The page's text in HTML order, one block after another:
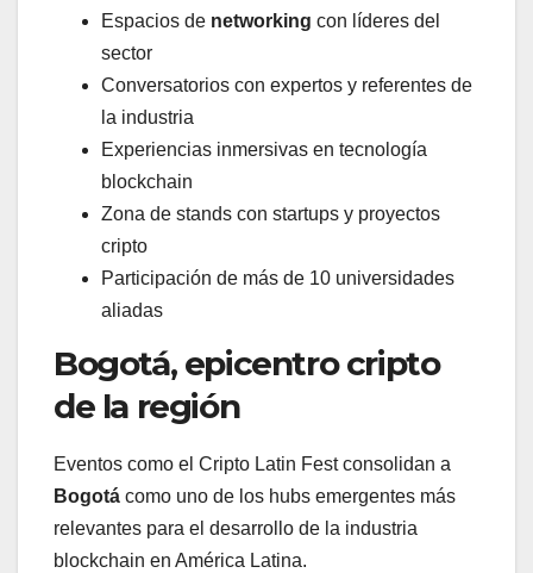
Espacios de networking con líderes del
sector
Conversatorios con expertos y referentes de
la industria
Experiencias inmersivas en tecnología
blockchain
Zona de stands con startups y proyectos
cripto
Participación de más de 10 universidades
aliadas
Bogotá, epicentro cripto
de la región
Eventos como el Cripto Latin Fest consolidan a
Bogotá como uno de los hubs emergentes más
relevantes para el desarrollo de la industria
blockchain en América Latina.